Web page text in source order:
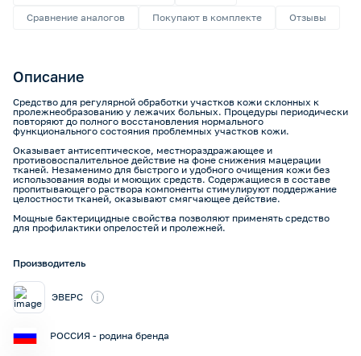
Сравнение аналогов
Покупают в комплекте Отзывы
Описание
Средство для регулярной обработки участков кожи склонных к
пролежнеобразованию у лежачих больных. Процедуры периодически
повторяют до полного восстановления нормального
функционального состояния проблемных участков кожи.
Оказывает антисептическое, местнораздражающее и
противовоспалительное действие на фоне снижения мацерации
тканей. Незаменимо для быстрого и удобного очищения кожи без
использования воды и моющих средств. Содержащиеся в составе
пропитывающего раствора компоненты стимулируют поддержание
целостности тканей, оказывают смягчающее действие.
Мощные бактерицидные свойства позволяют применять средство
для профилактики опрелостей и пролежней.
Производитель
ЭВЕРС i
РОССИЯ - родина бренда